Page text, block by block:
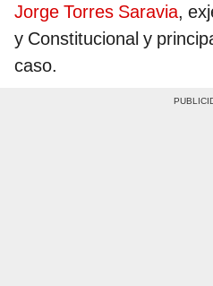
Jorge Torres Saravia,
y Constitucional y
caso.